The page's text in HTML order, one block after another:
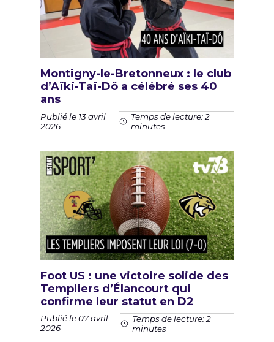
Montigny-le-Bretonneux : le club
d’Aïki-Taï-Dô a célébré ses 40
ans
Publié le 13 avril
2026
Temps de lecture: 2
minutes
Foot US : une victoire solide des
Templiers d’Élancourt qui
confirme leur statut en D2
Publié le 07 avril
2026
Temps de lecture: 2
minutes